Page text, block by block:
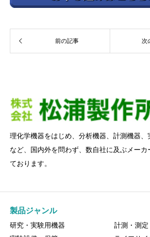
前の記事 次
理化学機器をはじめ、分析機器、計測機器、
など、国内外を問わず、数自社に及ぶメーカ
ております。
製品ジャンル
研究・実験用機器
計測・測定